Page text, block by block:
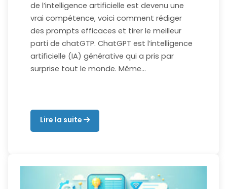
de l’intelligence artificielle est devenu une
vrai compétence, voici comment rédiger
des prompts efficaces et tirer le meilleur
parti de chatGTP. ChatGPT est l’intelligence
artificielle (IA) générative qui a pris par
surprise tout le monde. Même…
Lire la suite